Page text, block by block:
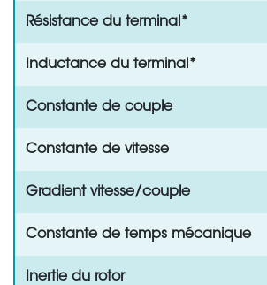
Résistance du terminal*
Inductance du terminal*
Constante de couple
Constante de vitesse
Gradient vitesse/couple
Constante de temps mécanique
Inertie du rotor